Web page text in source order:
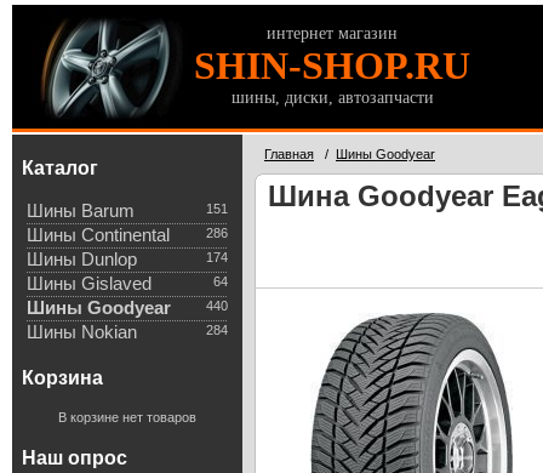
интернет магазин
SHIN-SHOP.RU
шины, диски, автозапчасти
Каталог
151
Шины Barum
286
Шины Continental
174
Шины Dunlop
64
Шины Gislaved
440
Шины Goodyear
284
Шины Nokian
Корзина
В корзине нет товаров
Наш опрос
Главная / Шины Goodyear
Шина Goodyear